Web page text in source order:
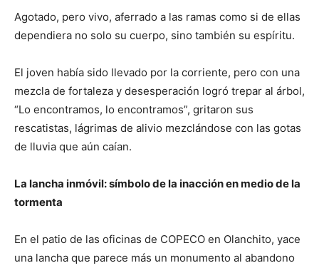
Agotado, pero vivo, aferrado a las ramas como si de ellas
dependiera no solo su cuerpo, sino también su espíritu.
El joven había sido llevado por la corriente, pero con una
mezcla de fortaleza y desesperación logró trepar al árbol,
“Lo encontramos, lo encontramos”, gritaron sus
rescatistas, lágrimas de alivio mezclándose con las gotas
de lluvia que aún caían.
La lancha inmóvil: símbolo de la inacción en medio de la
tormenta
En el patio de las oficinas de COPECO en Olanchito, yace
una lancha que parece más un monumento al abandono